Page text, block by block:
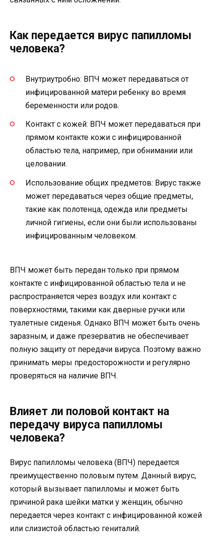
Как передается вирус папилломы
человека?
Внутриутробно: ВПЧ может передаваться от
инфицированной матери ребенку во время
беременности или родов.
Контакт с кожей: ВПЧ может передаваться при
прямом контакте кожи с инфицированной
областью тела, например, при обнимании или
целовании.
Использование общих предметов: Вирус также
может передаваться через общие предметы,
такие как полотенца, одежда или предметы
личной гигиены, если они были использованы
инфицированным человеком.
ВПЧ может быть передан только при прямом
контакте с инфицированной областью тела и не
распространяется через воздух или контакт с
поверхностями, такими как дверные ручки или
туалетные сиденья. Однако ВПЧ может быть очень
заразным, и даже презерватив не обеспечивает
полную защиту от передачи вируса. Поэтому важно
принимать меры предосторожности и регулярно
проверяться на наличие ВПЧ.
Влияет ли половой контакт на
передачу вируса папилломы
человека?
Вирус папилломы человека (ВПЧ) передается
преимущественно половым путем. Данный вирус,
который вызывает папилломы и может быть
причиной рака шейки матки у женщин, обычно
передается через контакт с инфицированной кожей
или слизистой областью гениталий.